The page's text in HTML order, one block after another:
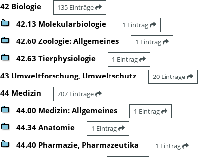
42 Biologie 135 Einträge
42.13 Molekularbiologie 1 Eintrag
42.60 Zoologie: Allgemeines 1 Eintrag
42.63 Tierphysiologie 1 Eintrag
43 Umweltforschung, Umweltschutz 20 Einträge
44 Medizin 707 Einträge
44.00 Medizin: Allgemeines 1 Eintrag
44.34 Anatomie 1 Eintrag
44.40 Pharmazie, Pharmazeutika 1 Eintrag